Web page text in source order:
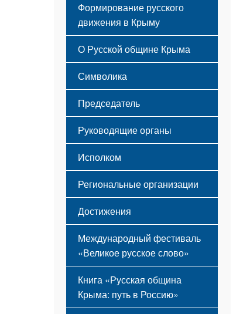
Формирование русского
движения в Крыму
Русский Крым
О Русской общине Крыма
Этапы становления
Принципы деятельности
Структура
Мероприятия
Символика
Флаг
Герб
Гимн
Председатель
Руководящие органы
Исполком
Региональные организации
Достижения
Международный фестиваль
«Великое русское слово»
Книга «Русская община
Крыма: путь в Россию»